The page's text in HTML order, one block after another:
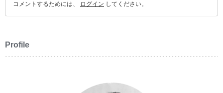
コメントするためには、 ログイン してください。
Profile